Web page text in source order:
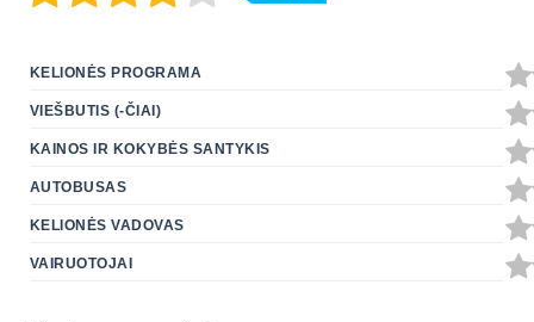
KELIONĖS PROGRAMA
VIEŠBUTIS (-ČIAI)
KAINOS IR KOKYBĖS SANTYKIS
AUTOBUSAS
KELIONĖS VADOVAS
VAIRUOTOJAI